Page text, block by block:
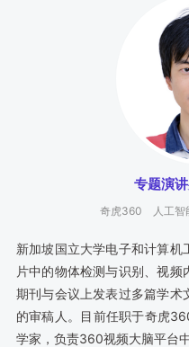
专题演讲
奇虎360 人工
新加坡国立大学电子和计算机
片中的物体检测与识别、视
期刊与会议上发表过多篇学术
的审稿人。目前任职于奇虎
学家，负责360视频大脑平台